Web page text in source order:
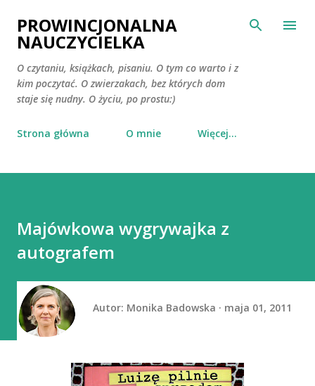
Przejdź do głównej zawartości
PROWINCJONALNA
NAUCZYCIELKA
O czytaniu, książkach, pisaniu. O tym co warto i z
kim poczytać. O zwierzakach, bez których dom
staje się nudny. O życiu, po prostu:)
Strona główna O mnie Więcej…
Majówkowa wygrywajka z
autografem
Autor: Monika Badowska maja 01, 2011